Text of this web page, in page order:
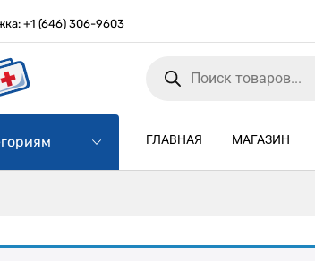
+1 (646) 306-9603
ГЛАВНАЯ МАГАЗИН